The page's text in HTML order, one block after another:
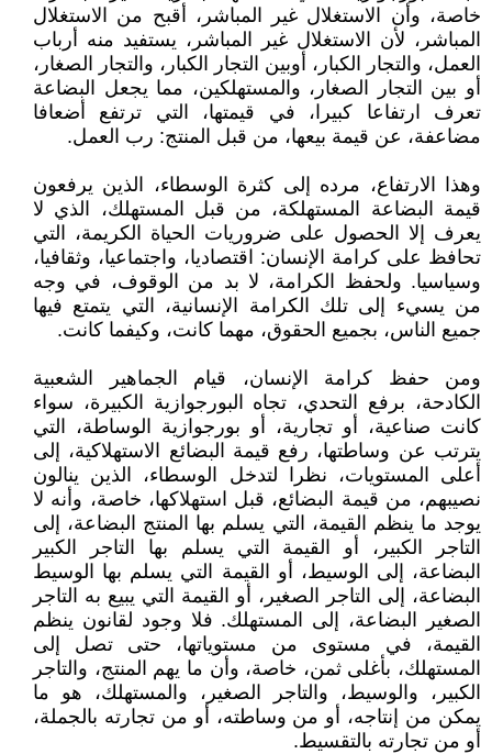
خاصة، وأن الاستغلال غير المباشر، أقبح من الاستغلال
المباشر، لأن الاستغلال غير المباشر، يستفيد منه أرباب
العمل، والتجار الكبار، أوبين التجار الكبار، والتجار الصغار،
أو بين التجار الصغار، والمستهلكين، مما يجعل البضاعة
تعرف ارتفاعا كبيرا، في قيمتها، التي ترتفع أضعافا
مضاعفة، عن قيمة بيعها، من قبل المنتج: رب العمل.
وهذا الارتفاع، مرده إلى كثرة الوسطاء، الذين يرفعون
قيمة البضاعة المستهلكة، من قبل المستهلك، الذي لا
يعرف إلا الحصول على ضروريات الحياة الكريمة، التي
تحافظ على كرامة الإنسان: اقتصاديا، واجتماعيا، وثقافيا،
وسياسيا. ولحفظ الكرامة، لا بد من الوقوف، في وجه
من يسيء إلى تلك الكرامة الإنسانية، التي يتمتع فيها
جميع الناس، بجميع الحقوق، مهما كانت، وكيفما كانت.
ومن حفظ كرامة الإنسان، قيام الجماهير الشعبية
الكادحة، برفع التحدي، تجاه البورجوازية الكبيرة، سواء
كانت صناعية، أو تجارية، أو بورجوازية الوساطة، التي
يترتب عن وساطتها، رفع قيمة البضائع الاستهلاكية، إلى
أعلى المستويات، نظرا لتدخل الوسطاء، الذين ينالون
نصيبهم، من قيمة البضائع، قبل استهلاكها، خاصة، وأنه لا
يوجد ما ينظم القيمة، التي يسلم بها المنتج البضاعة، إلى
التاجر الكبير، أو القيمة التي يسلم بها التاجر الكبير
البضاعة، إلى الوسيط، أو القيمة التي يسلم بها الوسيط
البضاعة، إلى التاجر الصغير، أو القيمة التي يبيع به التاجر
الصغير البضاعة، إلى المستهلك. فلا وجود لقانون ينظم
القيمة، في مستوى من مستوياتها، حتى تصل إلى
المستهلك، بأغلى ثمن، خاصة، وأن ما يهم المنتج، والتاجر
الكبير، والوسيط، والتاجر الصغير، والمستهلك، هو ما
يمكن من إنتاجه، أو من وساطته، أو من تجارته بالجملة،
أو من تجارته بالتقسيط.